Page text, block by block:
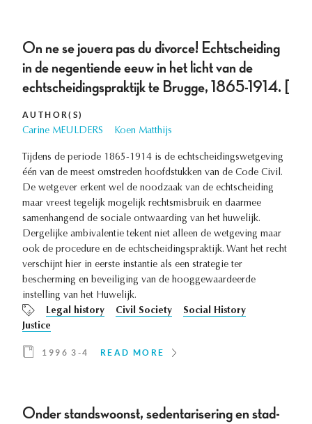
On ne se jouera pas du divorce! Echtscheiding
in de negentiende eeuw in het licht van de
echtscheidingspraktijk te Brugge, 1865-1914. [
AUTHOR(S)
Carine MEULDERS Koen Matthijs
Tijdens de periode 1865-1914 is de echtscheidingswetgeving
één van de meest omstreden hoofdstukken van de Code Civil.
De wetgever erkent wel de noodzaak van de echtscheiding
maar vreest tegelijk mogelijk rechtsmisbruik en daarmee
samenhangend de sociale ontwaarding van het huwelijk.
Dergelijke ambivalentie tekent niet alleen de wetgeving maar
ook de procedure en de echtscheidingspraktijk. Want het recht
verschijnt hier in eerste instantie als een strategie ter
bescherming en beveiliging van de hooggewaardeerde
instelling van het Huwelijk.
Legal history
Civil Society
Social History
Justice
1996 3-4 READ MORE
Onder standswoonst, sedentarisering en stad-